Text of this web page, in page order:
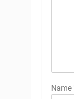
Name